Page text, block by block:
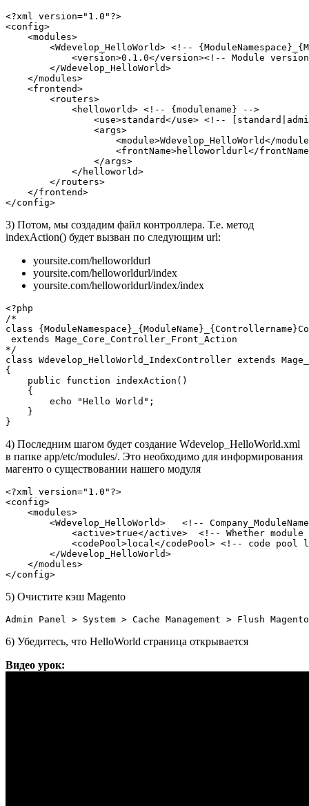
<?xml version="1.0"?>
<config>
    <modules>
<Wdevelop_HelloWorld> <!--
<version>0.1.0</version><!-- Module
        </Wdevelop_HelloWorld>
    </modules>
    <frontend>
        <routers>
            <helloworld> <!-- {modulename} -->
<use>standard</use> <!--
                <args>
<module>Wdevelop_HelloWorld</
<frontName>helloworldurl</
                </args>
            </helloworld>
        </routers>
    </frontend>
3) Потом, мы создадим файл контроллера. Т.е. метод
indexAction() будет вызван по следующим url:
yoursite.com/helloworldurl
yoursite.com/helloworldurl/index
yoursite.com/helloworldurl/index/index
<?php
/*
class
extends Mage_Core_Controller_Front_Action
*/
class Wdevelop_HelloWorld_IndexController extends
{
    public function indexAction()
    {
        echo "Hello World";
    }
4) Последним шагом будет создание Wdevelop_HelloWorld.xml
в папке app/etc/modules/. Это необходимо для информирования
магенто о существовании нашего модуля
<?xml version="1.0"?>
<config>
    <modules>
<Wdevelop_HelloWorld>   <!--
<active>true</active>  <!-- Whether module
<codePool>local</codePool> <!-- code pool
        </Wdevelop_HelloWorld>
    </modules>
5) Очистите кэш Magento
6) Убедитесь, что HelloWorld страница открывается
Видео урок: